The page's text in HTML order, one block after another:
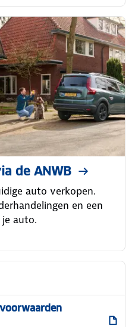
de ANWB
auto verkopen.
en een
auto.